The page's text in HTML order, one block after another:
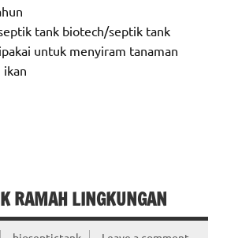
tank biotech/septik tank
untuk menyiram tanaman
ikan
RAMAH LINGKUNGAN